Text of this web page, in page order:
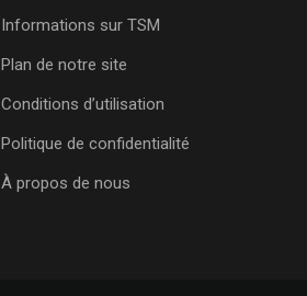
Informations sur TSM
Plan de notre site
Conditions d’utilisation
Politique de confidentialité
À propos de nous